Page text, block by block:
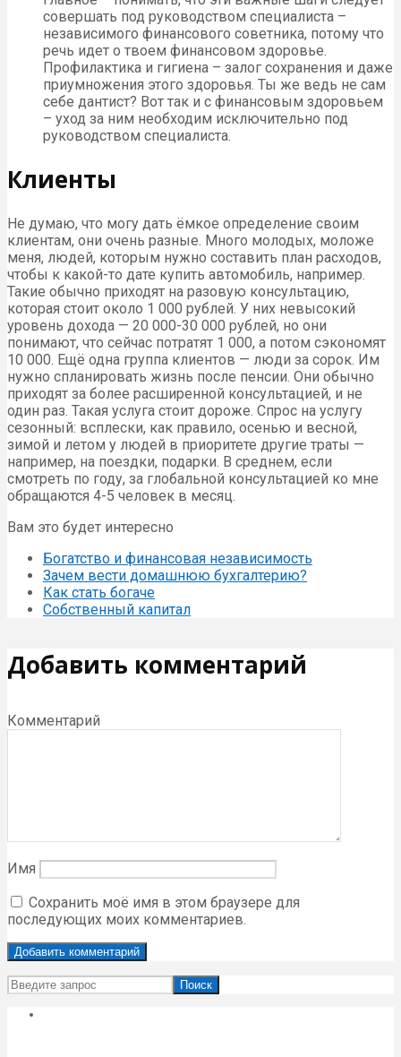
совершать под руководством специалиста –
независимого финансового советника, потому что
речь идет о твоем финансовом здоровье.
Профилактика и гигиена – залог сохранения и даже
приумножения этого здоровья. Ты же ведь не сам
себе дантист? Вот так и с финансовым здоровьем
– уход за ним необходим исключительно под
руководством специалиста.
Клиенты
Не думаю, что могу дать ёмкое определение своим
клиентам, они очень разные. Много молодых, моложе
меня, людей, которым нужно составить план расходов,
чтобы к какой-то дате купить автомобиль, например.
Такие обычно приходят на разовую консультацию,
которая стоит около 1 000 рублей. У них невысокий
уровень дохода — 20 000-30 000 рублей, но они
понимают, что сейчас потратят 1 000, а потом сэкономят
10 000. Ещё одна группа клиентов — люди за сорок. Им
нужно спланировать жизнь после пенсии. Они обычно
приходят за более расширенной консультацией, и не
один раз. Такая услуга стоит дороже. Спрос на услугу
сезонный: всплески, как правило, осенью и весной,
зимой и летом у людей в приоритете другие траты —
например, на поездки, подарки. В среднем, если
смотреть по году, за глобальной консультацией ко мне
обращаются 4-5 человек в месяц.
Вам это будет интересно
Богатство и финансовая независимость
Зачем вести домашнюю бухгалтерию?
Как стать богаче
Собственный капитал
Добавить комментарий
Комментарий
Имя
Сохранить моё имя в этом браузере для
последующих моих комментариев.
Поиск